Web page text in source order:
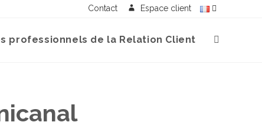
Contact Espace client
professionnels de la Relation Client